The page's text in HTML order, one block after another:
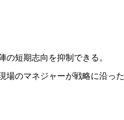
短期志向を抑制できる。
場のマネジャーが戦略に沿っ